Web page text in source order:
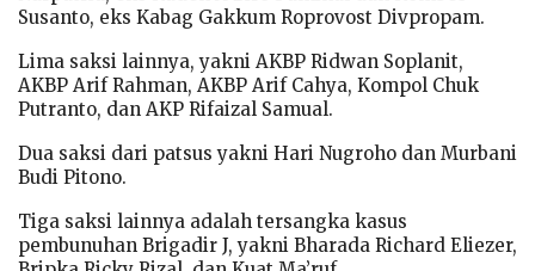
Susanto, eks Kabag Gakkum Roprovost Divpropam.
Lima saksi lainnya, yakni AKBP Ridwan Soplanit,
AKBP Arif Rahman, AKBP Arif Cahya, Kompol Chuk
Putranto, dan AKP Rifaizal Samual.
Dua saksi dari patsus yakni Hari Nugroho dan Murbani
Budi Pitono.
Tiga saksi lainnya adalah tersangka kasus
pembunuhan Brigadir J, yakni Bharada Richard Eliezer,